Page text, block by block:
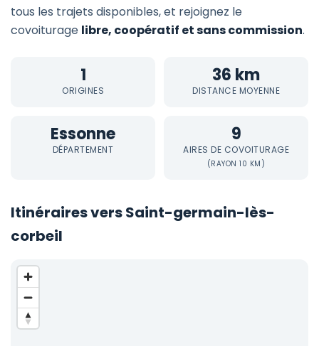
tous les trajets disponibles, et rejoignez le
covoiturage libre, coopératif et sans commission.
1
ORIGINES
36 km
DISTANCE MOYENNE
Essonne
DÉPARTEMENT
9
AIRES DE COVOITURAGE
(RAYON 10 KM)
Itinéraires vers Saint-germain-lès-
corbeil